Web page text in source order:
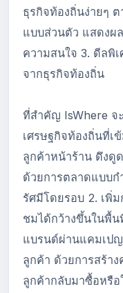
ธุรกิจท้องถิ่นง่ายๆ
แบบส่วนตัว แสดงผ
ความสนใจ 3. ดีลพิ
จากธุรกิจท้องถิ่น
ที่สำคัญ IsWhere จ
เศรษฐกิจท้องถิ่นที่เ
ลูกค้าหน้าร้าน ดึง
ด้วยการตลาดแบบ
รัศมีโดยรอบ 2. เพิ่
ชมได้กว้างขึ้นในพื้
แบรนด์ผ่านแคมเปญ
ลูกค้า ด้วยการสร้า
ลูกค้ากลับมาซื้อหรือ